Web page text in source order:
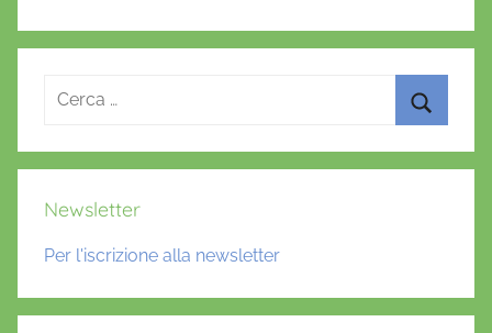
Ricerca
Newsletter
Per l'iscrizione alla newsletter